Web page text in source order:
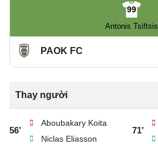
99
Antonis Tsiftsis
PAOK FC
Thay người
56’
Aboubakary Koita
Niclas Eliasson
71’